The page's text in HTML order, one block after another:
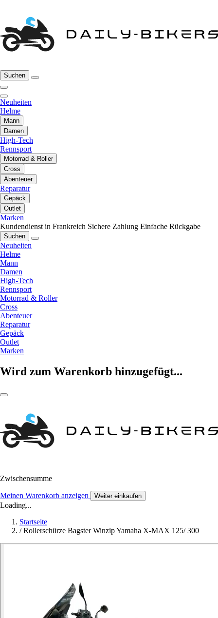
Suchen
Neuheiten
Helme
Mann
Damen
High-Tech
Rennsport
Motorrad & Roller
Cross
Abenteuer
Reparatur
Gepäck
Outlet
Marken
Kundendienst in Frankreich Sichere Zahlung Einfache Rückgabe
Suchen
Neuheiten
Helme
Mann
Damen
High-Tech
Rennsport
Motorrad & Roller
Cross
Abenteuer
Reparatur
Gepäck
Outlet
Marken
Wird zum Warenkorb hinzugefügt...
Zwischensumme
Meinen Warenkorb anzeigen Weiter einkaufen
Loading...
Startseite
/ Rollerschürze Bagster Winzip Yamaha X-MAX 125/ 300